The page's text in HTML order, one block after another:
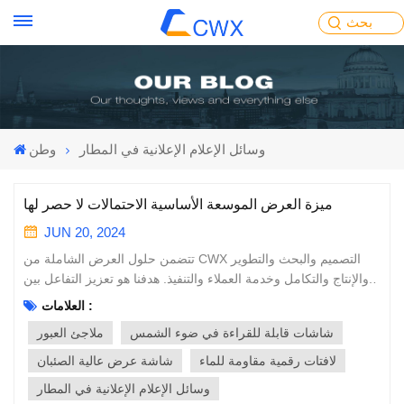
بحث
وطن وسائل الإعلام الإعلانية في المطار
ميزة العرض الموسعة الأساسية الاحتمالات لا حصر لها
JUN 20, 2024
تتضمن حلول العرض الشاملة من CWX التصميم والبحث والتطوير
والإنتاج والتكامل وخدمة العملاء والتنفيذ. هدفنا هو تعزيز التفاعل بين
الإنسان والآلة من خلال التكنولوجيا المتقدمة، بحيث تكون شاشات
العرض أكثر من مجرد واجهات مرئية بسيطة، ونسعى جاهدين لخلق
قيمة أكثر تنافسية للعملاء. تعتمد سلسلة PIS الألواح الصناعية
الخارجية التي تكون مرئية في ضوء الشمس، وسيتم ضبط السطوع
تلقائيًا وفقًا للضوء المحيط. توفر هذه السلسلة تصميمات عالمية
مناسبة لمجموعة واسعة من التطبيقات التجارية. إنه حل تحسين متعدد
العلامات :
ملاجئ العبور
شاشات قابلة للقراءة في ضوء الشمس
شاشة عرض عالية الصئبان
لافتات رقمية مقاومة للماء
وسائل الإعلام الإعلانية في المطار